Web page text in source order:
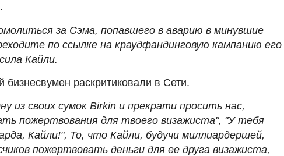
за Сэма, попавшего в аварию в минувшие
по ссылке на краудфандинговую кампанию его
Кайли.
бизнесвумен раскритиковали в Сети.
из своих сумок Birkin и прекрати просить нас,
пожертвования для твоего визажиста", "У тебя
Кайли!", То, что Кайли, будучи миллиардершей,
пожертвовать деньги для ее друга визажиста,